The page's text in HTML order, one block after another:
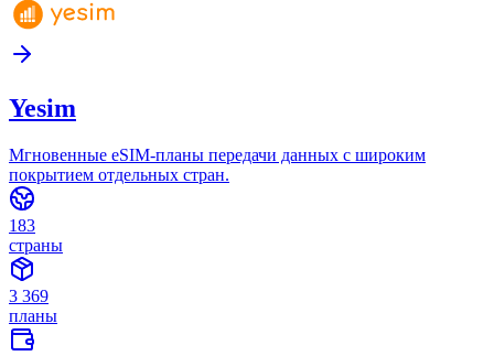
Yesim
Мгновенные eSIM-планы передачи данных с широким
покрытием отдельных стран.
183
страны
3 369
планы